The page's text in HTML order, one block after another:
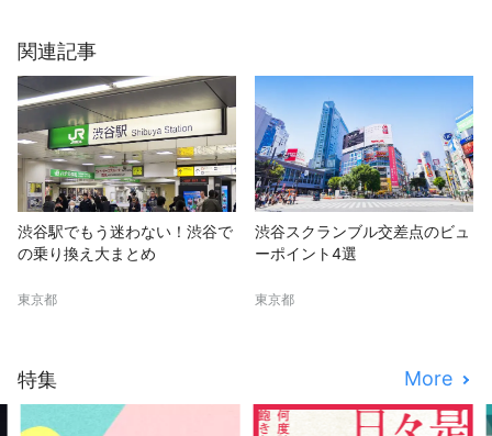
関連記事
渋谷駅でもう迷わない！渋谷で
の乗り換え大まとめ
東京都
渋谷スクランブル交差点のビュ
ーポイント4選
東京都
特集 More